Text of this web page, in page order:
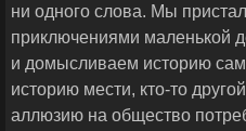
ни одного слова. Мы
приключениями маленькой
и домысливаем историю
историю мести, кто-то
аллюзию на общество